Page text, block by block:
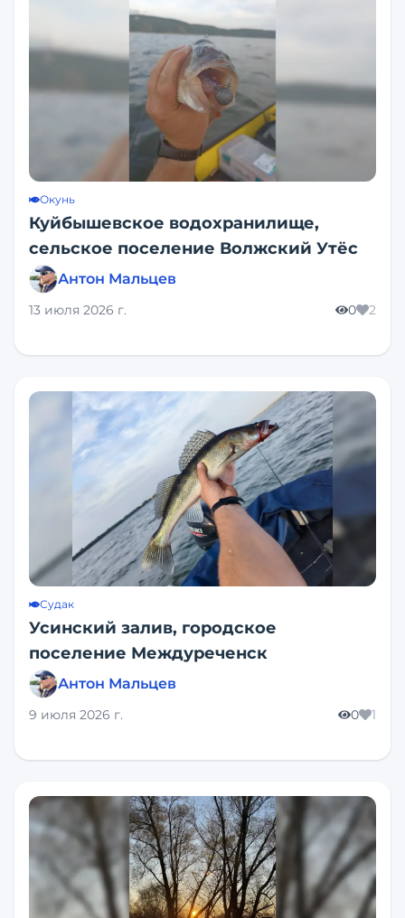
Окунь
Куйбышевское водохранилище,
сельское поселение Волжский Утёс
Антон Мальцев
13 июля 2026 г. 0 2
Судак
Усинский залив, городское
поселение Междуреченск
Антон Мальцев
9 июля 2026 г. 0 1